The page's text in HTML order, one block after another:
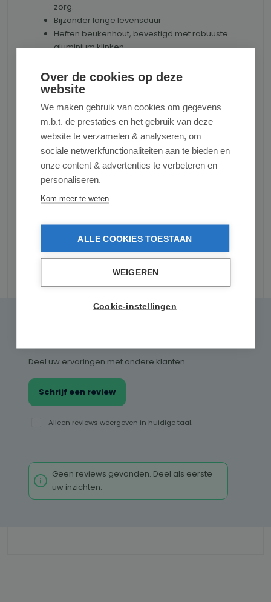
zorg.
Bijzonder lange levensduur
Heften beukenhout, bevestigd met robuuste
aluminium klinken..
Mag niet in de vaatwasmachine
Afmetingen
Broodmes lengte: 34 cm.
Lemmet lengte: 21 cm.
Handvat lengte: 13 cm.
Productnummer:
Deel uw ervaringen met andere klanten.
Schrijf een review
Alleen reviews weergeven in huidige taal.
Geen reviews gevonden. Deel als eerste
uw inzichten.
Over de cookies op deze
website
We maken gebruik van cookies om gegevens
m.b.t. de prestaties en het gebruik van deze
website te verzamelen & analyseren, om
sociale netwerkfunctionaliteiten aan te bieden en
onze content & advertenties te verbeteren en
personaliseren.
Kom meer te weten
ALLE COOKIES TOESTAAN
WEIGEREN
Cookie-instellingen